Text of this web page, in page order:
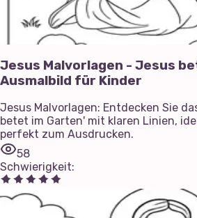
Jesus Malvorlagen - Jesus
Ausmalbild für Kinder
Jesus Malvorlagen: Entdecken Sie
betet im Garten' mit klaren Linien,
perfekt zum Ausdrucken.
58
Schwierigkeit: